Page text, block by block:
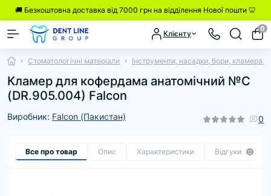
🚚 Безкоштовна доставка від 7000 грн на відділення Нової пошти 🦷
Клієнту
0
Стоматологічні матеріали Інструменти, насадки, бори, кламера.
Кламер для кофердама анатомічний №C
(DR.905.004) Falcon
Виробник: Falcon (Пакистан) 0
Все про товар Опис Характеристики Відгуки 0